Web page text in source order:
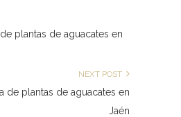
plantas de aguacates en
NEXT POST
de plantas de aguacates en
Jaén